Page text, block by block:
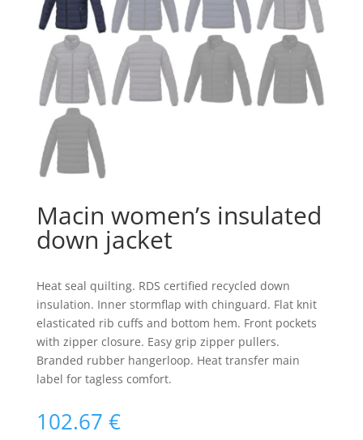
Macin women’s insulated
down jacket
Heat seal quilting. RDS certified recycled down
insulation. Inner stormflap with chinguard. Flat knit
elasticated rib cuffs and bottom hem. Front pockets
with zipper closure. Easy grip zipper pullers.
Branded rubber hangerloop. Heat transfer main
label for tagless comfort.
102.67 €